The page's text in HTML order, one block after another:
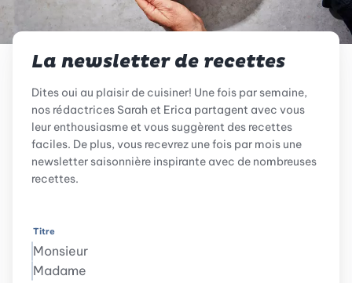
La newsletter de recettes
Dites oui au plaisir de cuisiner! Une fois par semaine,
nos rédactrices Sarah et Erica partagent avec vous
leur enthousiasme et vous suggèrent des recettes
faciles. De plus, vous recevrez une fois par mois une
newsletter saisonnière inspirante avec de nombreuses
recettes.
Titre
Monsieur
Madame